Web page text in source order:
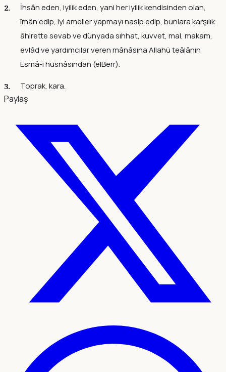
İhsân eden, iyilik eden, yani her iyilik kendisinden olan,
îmân edip, iyi ameller yapmayı nasip edip, bunlara karşılık
âhirette sevab ve dünyada sıhhat, kuvvet, mal, makam,
evlâd ve yardımcılar veren mânâsına Allahü teâlânın
Esmâ-i hüsnâsından (elBerr).
Toprak, kara.
Paylaş